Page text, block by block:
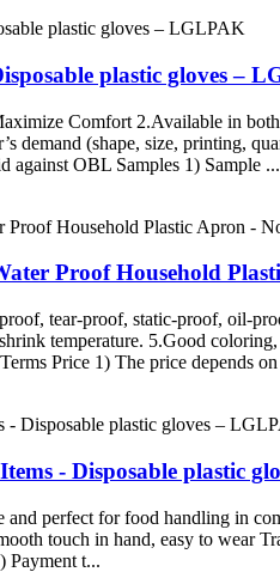
plastic gloves –
Comfort 2.Available in
demand (shape, size, printing,
against OBL Samples 1) Sample ...
Proof Household
tear-proof, static-proof, oil-
temperature. 5.Good
Price 1) The price depends
- Disposable plastic
perfect for food handling in
touch in hand, easy to wear
Payment t...